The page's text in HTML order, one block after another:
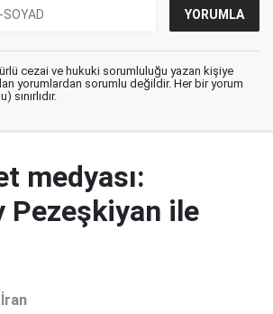
cezai ve hukuki sorumluluğu yazan kişiye
yorumlardan sorumlu değildir. Her bir yorum
sınırlıdır.
medyası:
Pezeşkiyan ile
İran